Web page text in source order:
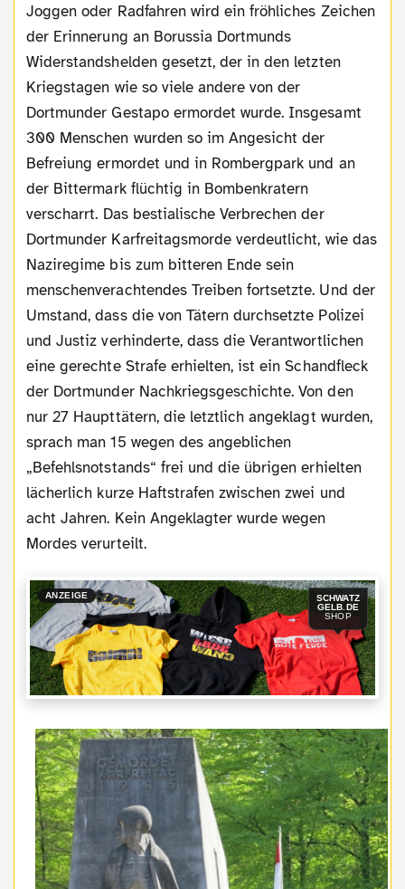
Joggen oder Radfahren wird ein fröhliches Zeichen
der Erinnerung an Borussia Dortmunds
Widerstandshelden gesetzt, der in den letzten
Kriegstagen wie so viele andere von der
Dortmunder Gestapo ermordet wurde. Insgesamt
300 Menschen wurden so im Angesicht der
Befreiung ermordet und in Rombergpark und an
der Bittermark flüchtig in Bombenkratern
verscharrt. Das bestialische Verbrechen der
Dortmunder Karfreitagsmorde verdeutlicht, wie das
Naziregime bis zum bitteren Ende sein
menschenverachtendes Treiben fortsetzte. Und der
Umstand, dass die von Tätern durchsetzte Polizei
und Justiz verhinderte, dass die Verantwortlichen
eine gerechte Strafe erhielten, ist ein Schandfleck
der Dortmunder Nachkriegsgeschichte. Von den
nur 27 Haupttätern, die letztlich angeklagt wurden,
sprach man 15 wegen des angeblichen
„Befehlsnotstands“ frei und die übrigen erhielten
lächerlich kurze Haftstrafen zwischen zwei und
acht Jahren. Kein Angeklagter wurde wegen
Mordes verurteilt.
ANZEIGE
SCHWATZ
GELB.DE
SHOP